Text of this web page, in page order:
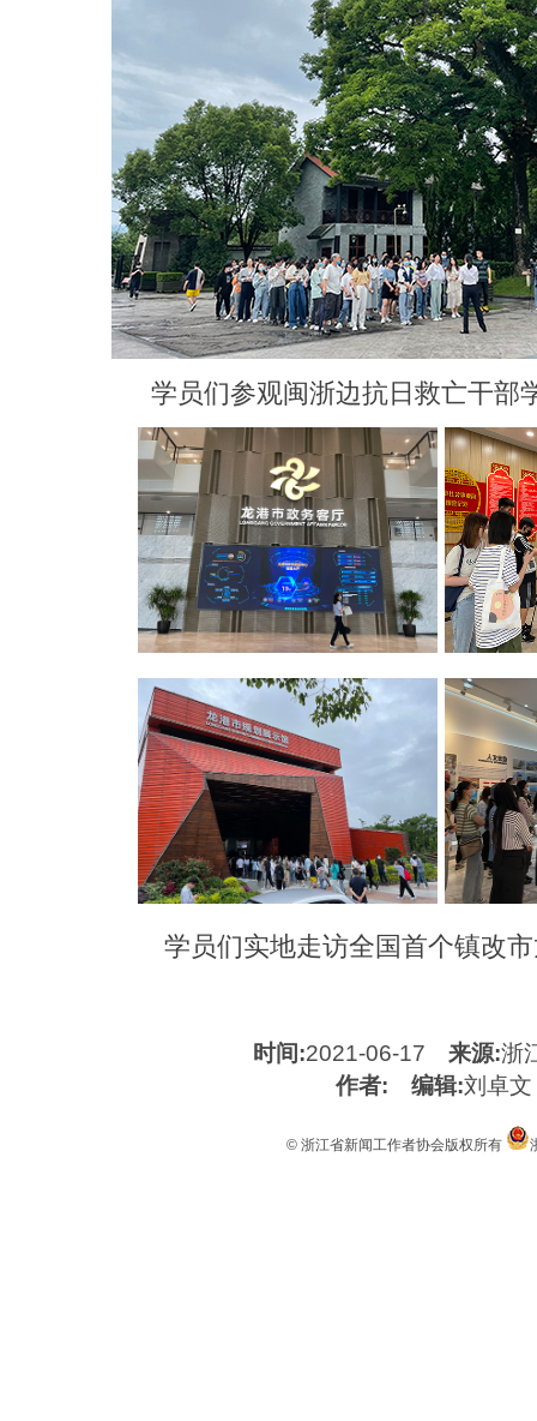
学员们参观闽浙边抗日救亡干部
学员们实地走访全国首个镇改
时间:2021-06-17来源:浙
作者:
编辑:刘卓文
© 浙江省新闻工作者协会版权所有